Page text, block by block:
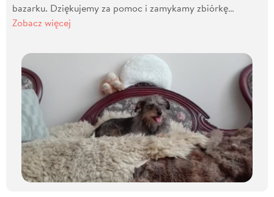
bazarku. Dziękujemy za pomoc i zamykamy zbiórkę…
Zobacz więcej